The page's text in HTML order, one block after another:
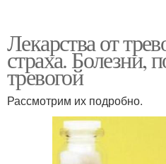
Лекарства от
страха. Болезни,
тревогой
Рассмотрим их подробно.